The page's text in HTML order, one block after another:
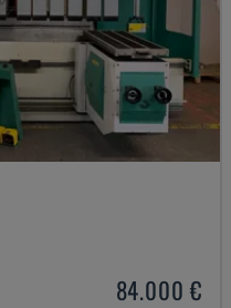
84.000 €